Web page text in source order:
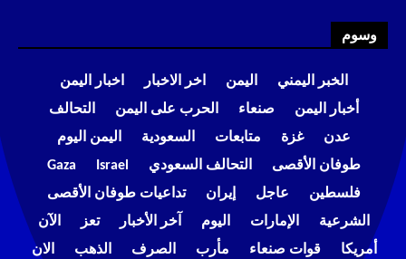
وسوم
الخبر اليمني اليمن اخر الاخبار
اخبار اليمن
أخبار اليمن
صنعاء الحرب على اليمن
التحالف
عدن
غزة متابعات السعودية
اليمن اليوم
طوفان الأقصى
التحالف السعودي Israel
Gaza
فلسطين
عاجل إيران
تداعيات طوفان الأقصى
الشرعية
الإمارات اليوم آخر الأخبار تعز
الآن
أمريكا
قوات صنعاء مأرب الصرف الذهب
الان